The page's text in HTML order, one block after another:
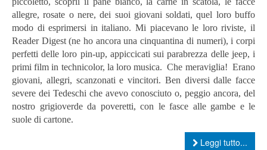
allegre, rosate o nere, dei suoi giovani soldati, quel loro buffo
modo di esprimersi in italiano. Mi piacevano le loro riviste, il
Reader Digest (ne ho ancora una cinquantina di numeri), i corpi
perfetti delle loro pin-up, appiccicati sui parabrezza delle jeep, i
primi film in technicolor, la loro musica. Che meraviglia! Erano
giovani, allegri, scanzonati e vincitori. Ben diversi dalle facce
severe dei Tedeschi che avevo conosciuto o, peggio ancora, del
nostro grigioverde da poveretti, con le fasce alle gambe e le
suole di cartone.
Leggi tutto...